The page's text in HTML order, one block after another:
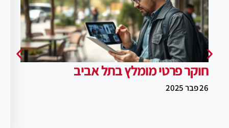
חוקר פרטי מומלץ בתל אביב
26 פבר 2025